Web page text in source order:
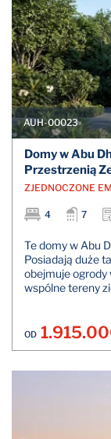
AUH-00023
Domy w Abu
Przestrzenią
ZJEDNOCZONE
4 7
Te domy w Abu
Posiadają duże
obejmuje ogrody
wspólne tereny
OD